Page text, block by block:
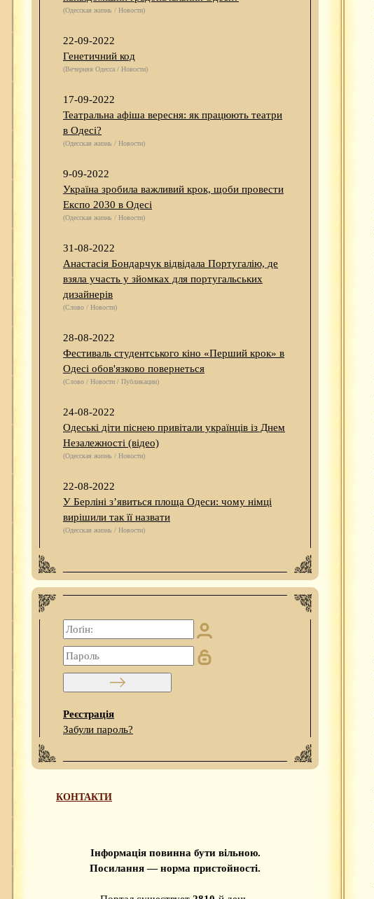
(Одесская жизнь / Новости)
22-09-2022
Генетичний код
(Вечерняя Одесса / Новости)
17-09-2022
Театральна афіша вересня: як працюють театри
в Одесі?
(Одесская жизнь / Новости)
9-09-2022
Україна зробила важливий крок, щоби провести
Експо 2030 в Одесі
(Одесская жизнь / Новости)
31-08-2022
Анастасія Бондарчук відвідала Португалію, де
взяла участь у зйомках для португальських
дизайнерів
(Слово / Новости)
28-08-2022
Фестиваль студентського кіно «Перший крок» в
Одесі обов'язково повернеться
(Слово / Новости / Публикации)
24-08-2022
Одеські діти піснею привітали українців із Днем
Незалежності (відео)
(Одесская жизнь / Новости)
22-08-2022
У Берліні з’явиться площа Одеси: чому німці
вирішили так її назвати
(Одесская жизнь / Новости)
Реєстрація
Забули пароль?
КОНТАКТИ
Інформація повинна бути вільною.
Посилання — норма пристойності.